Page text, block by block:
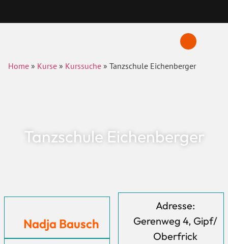
Home » Kurse » Kurssuche » Tanzschule Eichenberger
Tanzschule Eichenberger
Nadja Bausch
Adresse:
Gerenweg 4, Gipf/
Oberfrick